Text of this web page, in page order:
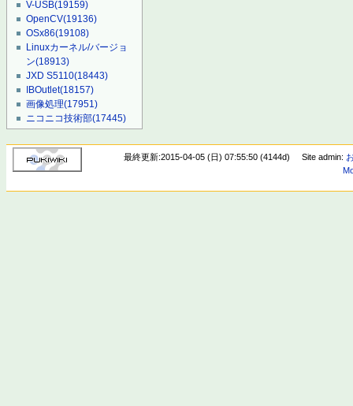
V-USB(19159)
OpenCV(19136)
OSx86(19108)
Linuxカーネル/バージョ
ン(18913)
JXD S5110(18443)
IBOutlet(18157)
画像処理(17951)
ニコニコ技術部(17445)
最終更新:2015-04-05 (日) 07:55:50 (4144d) Site admin: